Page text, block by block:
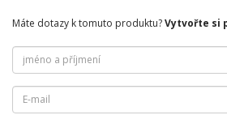
Máte dotazy k tomuto produktu?Vytvořte si